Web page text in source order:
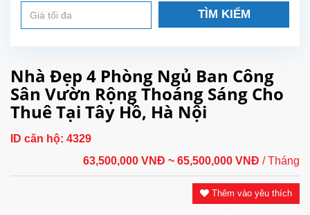
TÌM KIẾM
Nhà Đẹp 4 Phòng Ngủ Ban Công
Sân Vườn Rộng Thoáng Sáng Cho
Thuê Tại Tây Hồ, Hà Nội
ID căn hộ: 4329
63,500,000 VNĐ ~ 65,500,000 VNĐ / Tháng
Thêm vào yêu thích